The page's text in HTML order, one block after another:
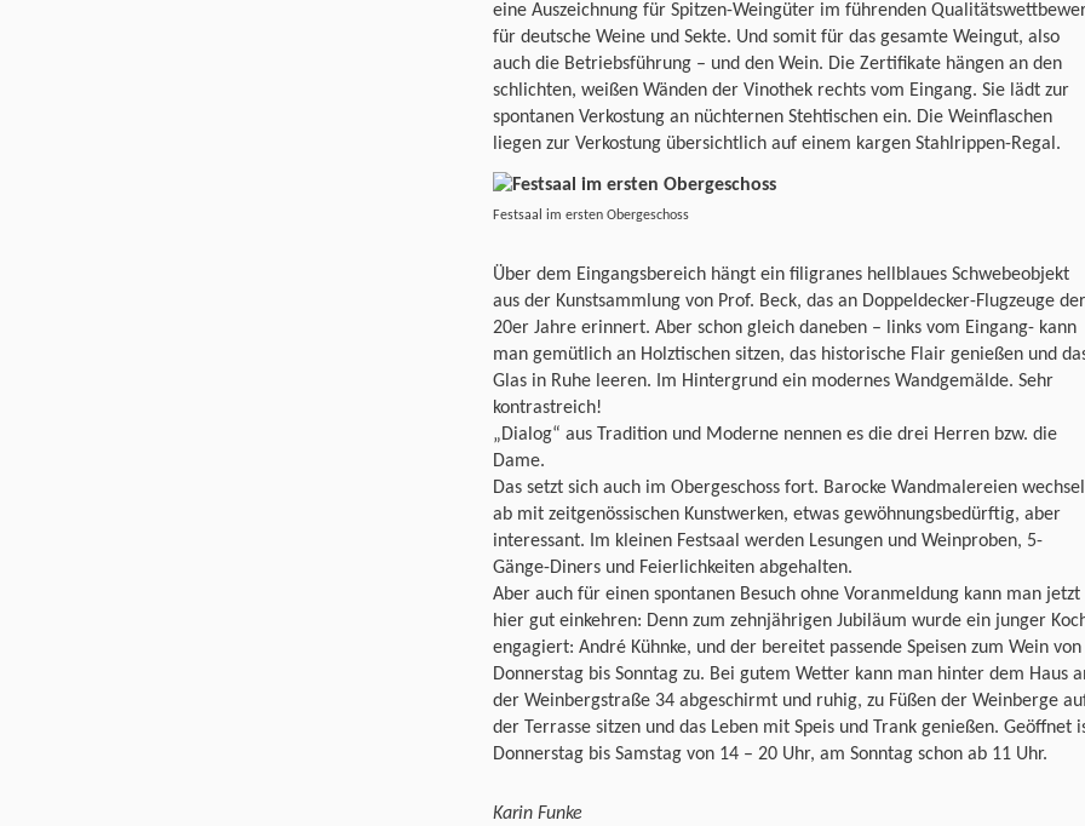
eine Auszeichnung für Spitzen-Weingüter im führenden
für deutsche Weine und Sekte. Und somit für das gesamte Weingut, also
auch die Betriebsführung – und den Wein. Die Zertifikate hängen an den
schlichten, weißen Wänden der Vinothek rechts vom Eingang. Sie lädt zur
spontanen Verkostung an nüchternen Stehtischen ein. Die Weinflaschen
liegen zur Verkostung übersichtlich auf einem kargen Stahlrippen-Regal.
Festsaal im ersten Obergeschoss
Über dem Eingangsbereich hängt ein filigranes hellblaues Schwebeobjekt
aus der Kunstsammlung von Prof. Beck, das an Doppeldecker-Flugzeuge der
20er Jahre erinnert. Aber schon gleich daneben – links vom Eingang- kann
man gemütlich an Holztischen sitzen, das historische Flair genießen und
Glas in Ruhe leeren. Im Hintergrund ein modernes Wandgemälde. Sehr
kontrastreich!
„Dialog“ aus Tradition und Moderne nennen es die drei Herren bzw. die
Dame.
Das setzt sich auch im Obergeschoss fort. Barocke Wandmalereien
ab mit zeitgenössischen Kunstwerken, etwas gewöhnungsbedürftig, aber
interessant. Im kleinen Festsaal werden Lesungen und Weinproben, 5-
Gänge-Diners und Feierlichkeiten abgehalten.
Aber auch für einen spontanen Besuch ohne Voranmeldung kann man jetzt
hier gut einkehren: Denn zum zehnjährigen Jubiläum wurde ein junger
engagiert: André Kühnke, und der bereitet passende Speisen zum Wein von
Donnerstag bis Sonntag zu. Bei gutem Wetter kann man hinter dem Haus
der Weinbergstraße 34 abgeschirmt und ruhig, zu Füßen der Weinberge
der Terrasse sitzen und das Leben mit Speis und Trank genießen. Geöffnet
Donnerstag bis Samstag von 14 – 20 Uhr, am Sonntag schon ab 11 Uhr.
Karin Funke